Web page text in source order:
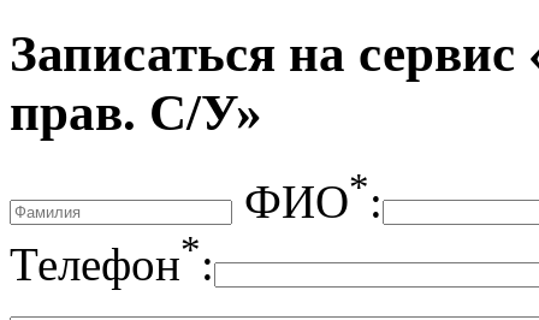
Записаться на
прав. С/У»
ФИО*:
Телефон*: